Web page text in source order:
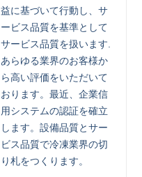
益に基づいて行動し、サ
ービス品質を基準として
サービス品質を扱います.
あらゆる業界のお客様か
ら高い評価をいただいて
おります。最近、企業信
用システムの認証を確立
します。設備品質とサー
ビス品質で冷凍業界の切
り札をつくります。